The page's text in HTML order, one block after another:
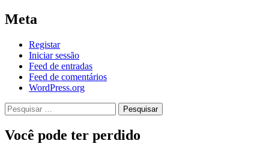
Meta
Registar
Iniciar sessão
Feed de entradas
Feed de comentários
WordPress.org
Pesquisar
por:
Você pode ter perdido